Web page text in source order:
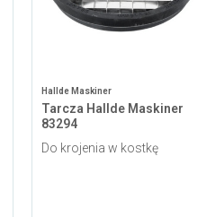
Hallde Maskiner
Tarcza Hallde Maskiner
83294
Do krojenia w kostkę